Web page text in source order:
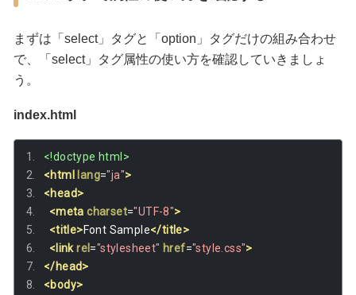
まずは「select」タグと「option」タグだけの組み合わせ
で、「select」タグ属性の使い方を確認していきましょ
う。
index.html
<!doctype html>
<html
lang="ja">
<head>
<meta charset="UTF-8">
<title>Font Sample</title>
<link rel ="stylesheet" href="style.css">
</head>
<body>